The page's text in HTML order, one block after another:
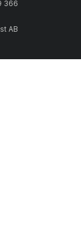
366
AB